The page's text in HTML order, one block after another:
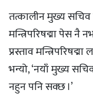
तत्कालीन मुख्य सचिव
मन्त्रिपरिषद्मा पेस नै
प्रस्ताव
भन्यो, ‘नयाँ मुख्य
नहुन पनि सक्छ ।’